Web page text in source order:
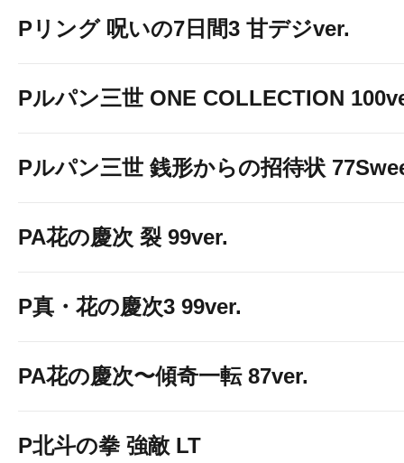
Pリング 呪いの7日間3 甘デジver.
Pルパン三世 ONE COLLECTION
Pルパン三世 銭形からの招待状
PA花の慶次 裂 99ver.
P真・花の慶次3 99ver.
PA花の慶次〜傾奇一転 87ver.
P北斗の拳 強敵 LT